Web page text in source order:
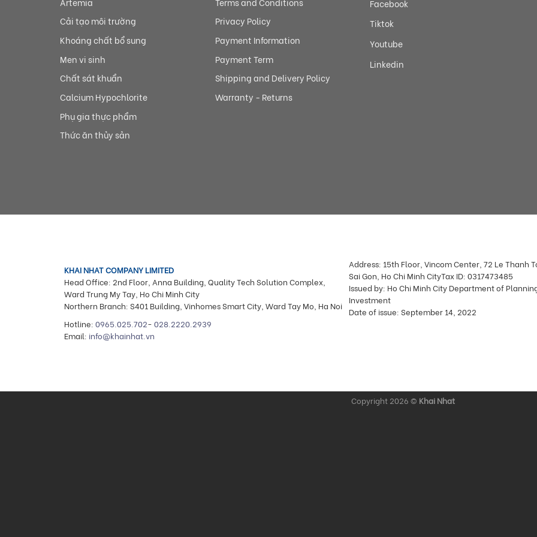
Cải tạo môi trường
Khoáng chất bổ sung
Men vi sinh
Chất sát khuẩn
Calcium Hypochlorite
Phụ gia thực phẩm
Thức ăn thủy sản
Privacy Policy
Payment Information
Payment Term
Shipping and Delivery Policy
Warranty - Returns
Facebook
Tiktok
Youtube
Linkedin
KHAI NHAT COMPANY LIMITED
Head Office: 2nd Floor, Anna Building, Quality Tech Solution Complex,
Ward Trung My Tay, Ho Chi Minh City
Northern Branch: S401 Building, Vinhomes Smart City, Ward Tay Mo, Ha Noi
Hotline: 0965.025.702- 028.2220.2939
Email: info@khainhat.vn
Address: 15th Floor, Vincom Center, 72 Le Thanh
Sai Gon, Ho Chi Minh CityTax ID: 0317473485
Issued by: Ho Chi Minh City Department of
Investment
Date of issue: September 14, 2022
Copyright 2026 © Khai Nhat